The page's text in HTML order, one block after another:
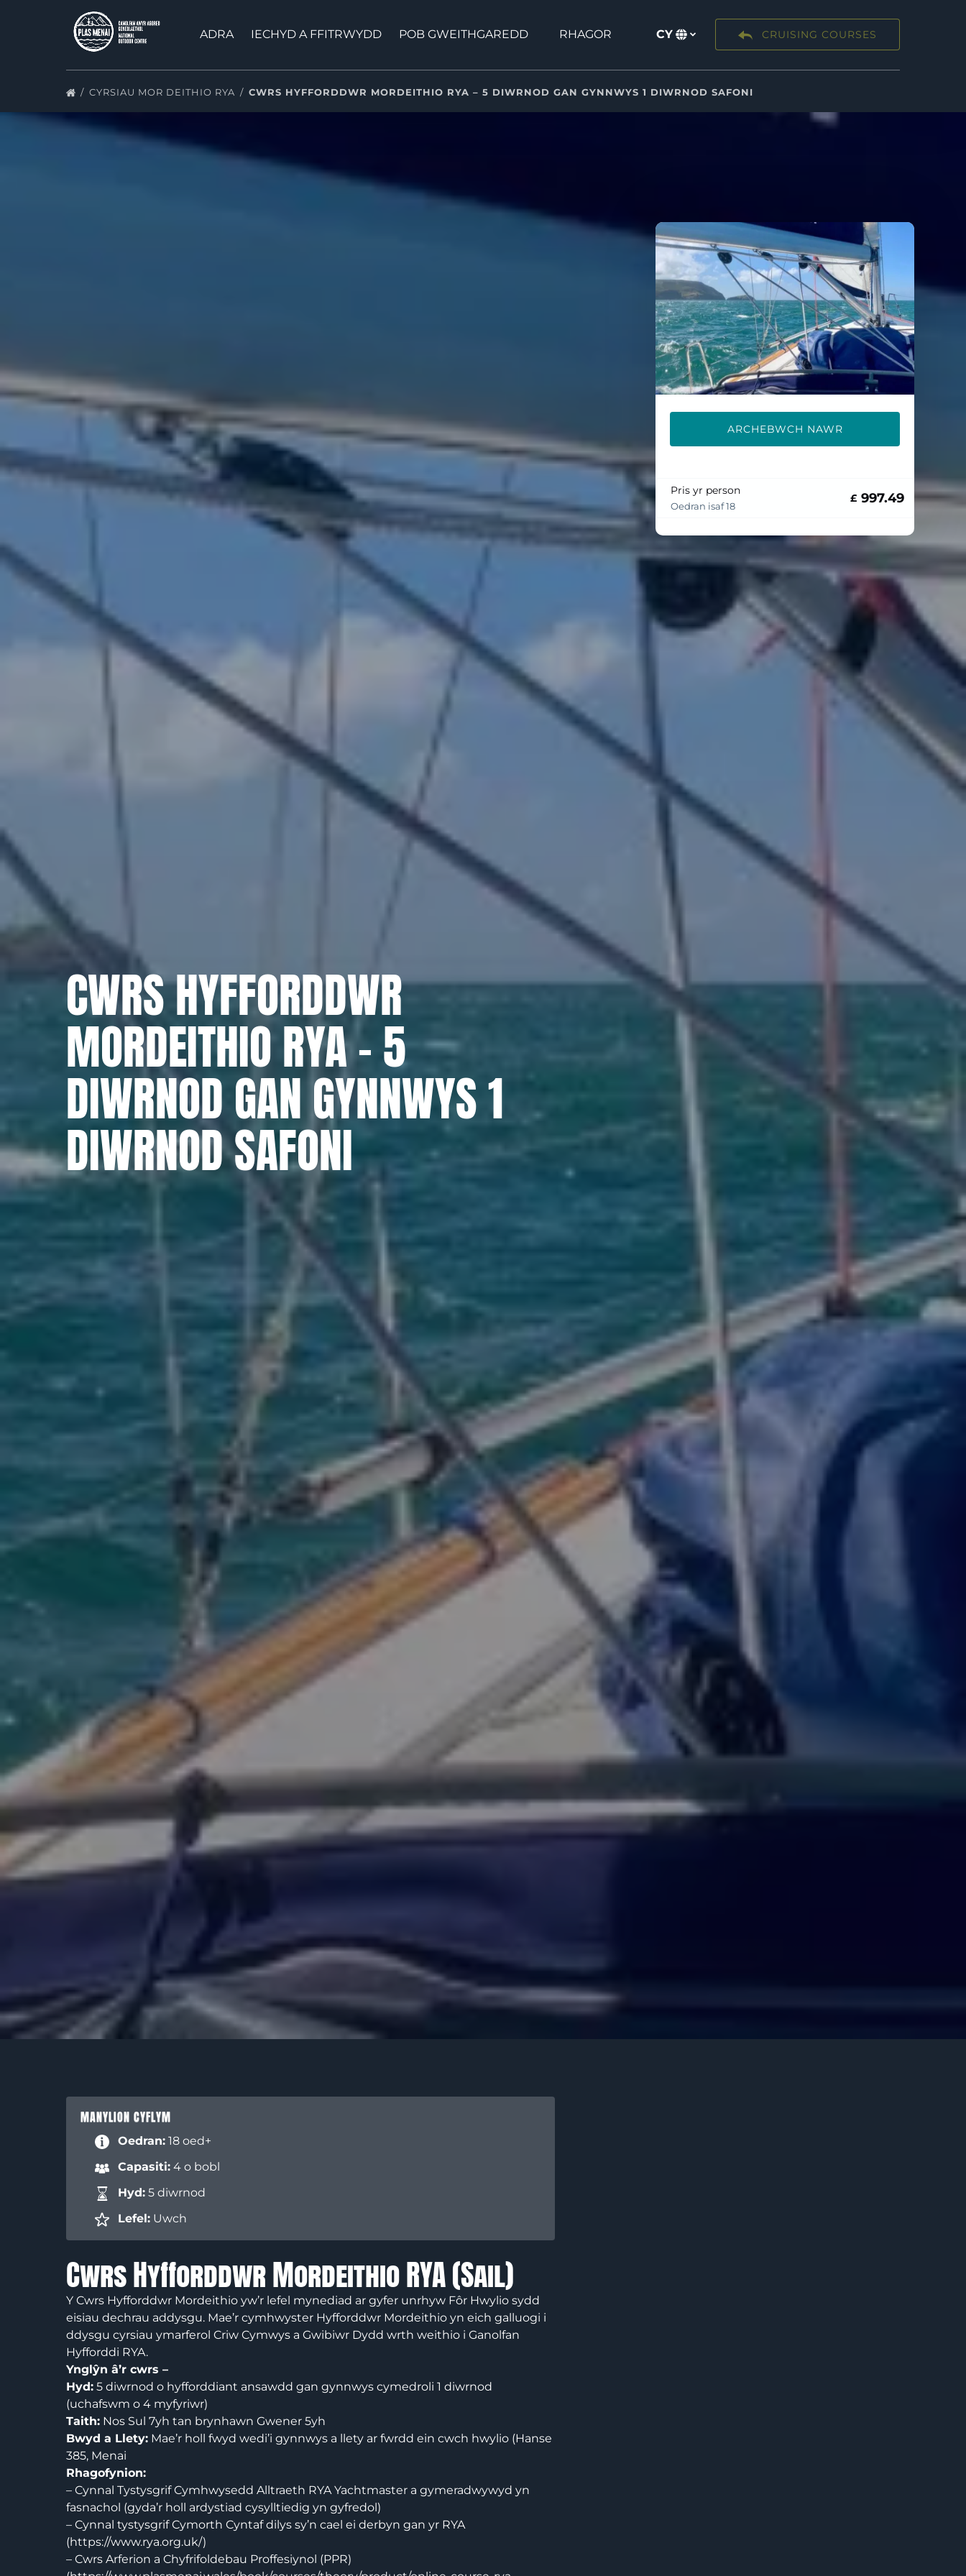
Neidio i lywio cynradd
Neidio i’r cynnwys
Neidio i’r troedyn
ADRA
IECHYD A FFITRWYDD POB GWEITHGAREDD RHAGOR
Dewiswch
CY CRUISING COURSES
CYRSIAU MOR DEITHIO RYA CWRS HYFFORDDWR MORDEITHIO RYA – 5 DIWRNOD GAN GYNNWYS 1 DIWRNOD SAFONI
CWRS HYFFORDDWR
MORDEITHIO RYA – 5
DIWRNOD GAN GYNNWYS 1
DIWRNOD SAFONI
ARCHEBWCH NAWR
Pris yr person
Oedran isaf 18
£ 997.49
MANYLION CYFLYM
Oedran: 18 oed+
Capasiti: 4 o bobl
Hyd: 5 diwrnod
Lefel: Uwch
Cwrs Hyfforddwr Mordeithio RYA (Sail)
Y Cwrs Hyfforddwr Mordeithio yw’r lefel mynediad ar gyfer unrhyw Fôr Hwylio sydd
eisiau dechrau addysgu. Mae’r cymhwyster Hyfforddwr Mordeithio yn eich galluogi i
ddysgu cyrsiau ymarferol Criw Cymwys a Gwibiwr Dydd wrth weithio i Ganolfan
Hyfforddi RYA.
Ynglŷn â’r cwrs –
Hyd: 5 diwrnod o hyfforddiant ansawdd gan gynnwys cymedroli 1 diwrnod
(uchafswm o 4 myfyriwr)
Taith: Nos Sul 7yh tan brynhawn Gwener 5yh
Bwyd a Llety: Mae’r holl fwyd wedi’i gynnwys a llety ar fwrdd ein cwch hwylio (Hanse
385, Menai
Rhagofynion:
– Cynnal Tystysgrif Cymhwysedd Alltraeth RYA Yachtmaster a gymeradwywyd yn
fasnachol (gyda’r holl ardystiad cysylltiedig yn gyfredol)
– Cynnal tystysgrif Cymorth Cyntaf dilys sy’n cael ei derbyn gan yr RYA
(https://www.rya.org.uk/)
– Cwrs Arferion a Chyfrifoldebau Proffesiynol (PPR)